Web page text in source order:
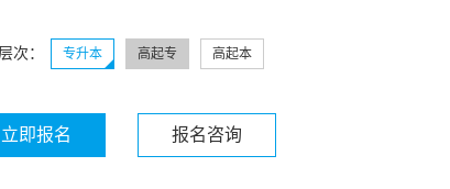
次： 专升本 高起专 高起本
立即报名 报名咨询